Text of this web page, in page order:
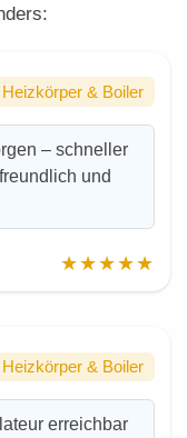
& Boiler
– schneller
und
★★★★★
& Boiler
erreichbar